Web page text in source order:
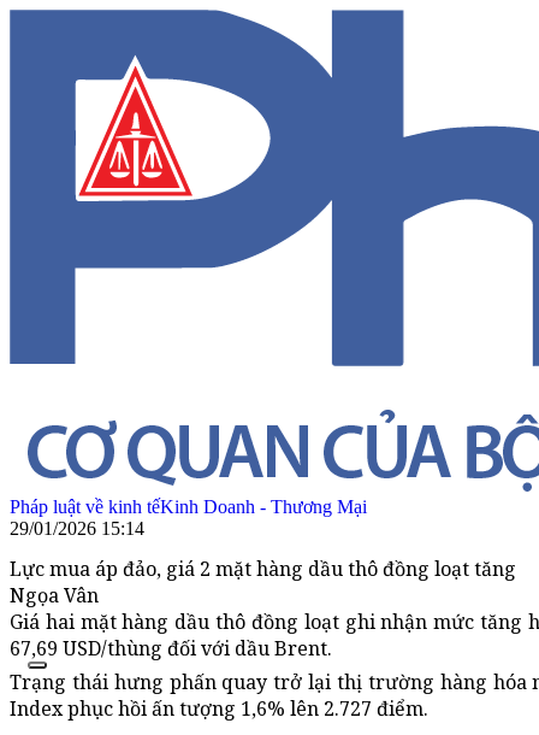
Pháp luật về kinh tếKinh Doanh - Thương Mại
29/01/2026 15:14
Lực mua áp đảo, giá 2 mặt hàng dầu thô đồng loạt tăng
Ngọa Vân
Giá hai mặt hàng dầu thô đồng loạt ghi nhận mức tăng
67,69 USD/thùng đối với dầu Brent.
Trạng thái hưng phấn quay trở lại thị trường hàng hóa
Index phục hồi ấn tượng 1,6% lên 2.727 điểm.